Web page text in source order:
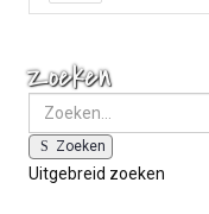
Zoeken
Zoeken
Uitgebreid zoeken